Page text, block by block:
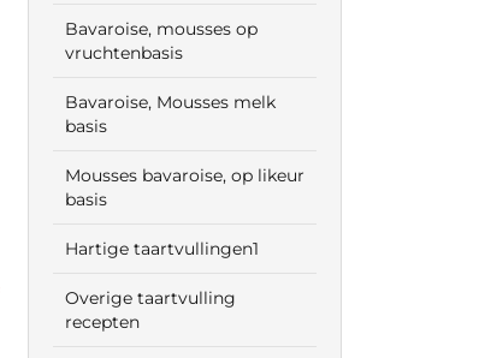
Bavaroise, mousses op
vruchtenbasis
Bavaroise, Mousses melk
basis
Mousses bavaroise, op likeur
basis
Hartige taartvullingen1
Overige taartvulling
recepten